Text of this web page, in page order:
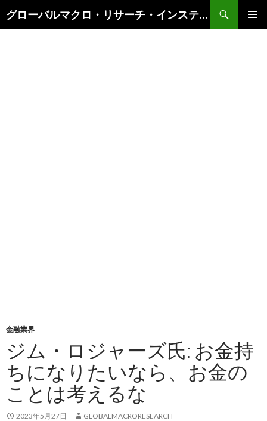
グローバルマクロ・リサーチ・インスティテュート
索
金融業界
ジム・ロジャーズ氏: お金持
ちになりたいなら、お金の
ことは考えるな
2023年5月27日 GLOBALMACRORESEARCH